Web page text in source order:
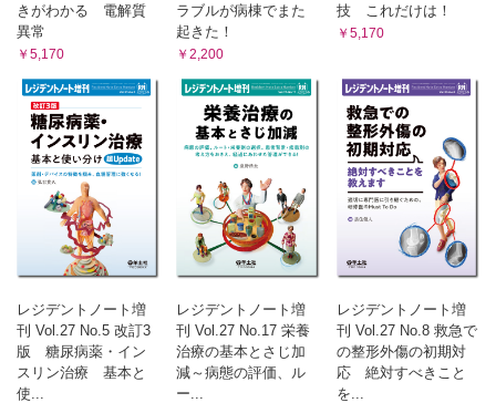
きがわかる 電解質
異常
￥5,170
ラブルが病棟でまた
起きた！
￥2,200
技 これだけは！
￥5,170
レジデントノート増
刊 Vol.27 No.5 改訂3
版 糖尿病薬・イン
スリン治療 基本と
使...
レジデントノート増
刊 Vol.27 No.17 栄養
治療の基本とさじ加
減～病態の評価、ル
ー...
レジデントノート増
刊 Vol.27 No.8 救急で
の整形外傷の初期対
応 絶対すべきこと
を...